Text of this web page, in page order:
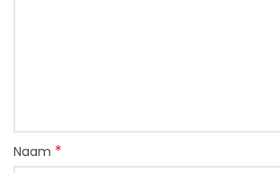
Naam *